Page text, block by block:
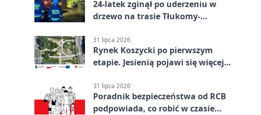
24-latek zginął po uderzeniu w
drzewo na trasie Tłukomy-
31 lipca 2026
Rynek Koszycki po pierwszym
etapie. Jesienią pojawi się więcej
31 lipca 2026
Poradnik bezpieczeństwa od RCB
podpowiada, co robić w czasie